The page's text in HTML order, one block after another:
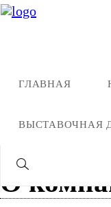
ГЛАВНАЯ
ВЫСТАВОЧНАЯ
Карта
О